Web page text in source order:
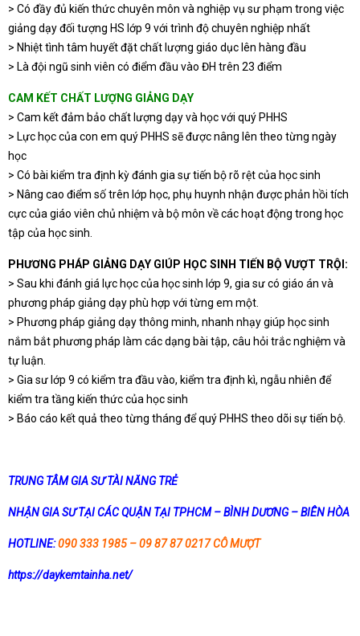
> Có đầy đủ kiến thức chuyên môn và nghiệp vụ sư phạm trong việc
giảng dạy đối tượng HS lớp 9 với trình độ chuyên nghiệp nhất
> Nhiệt tình tâm huyết đặt chất lượng giáo dục lên hàng đầu
> Là đội ngũ sinh viên có điểm đầu vào ĐH trên 23 điểm
CAM KẾT CHẤT LƯỢNG GIẢNG DẠY
> Cam kết đảm bảo chất lượng dạy và học với quý PHHS
> Lực học của con em quý PHHS sẽ được nâng lên theo từng ngày
học
> Có bài kiểm tra định kỳ đánh gia sự tiến bộ rõ rệt của học sinh
> Nâng cao điểm số trên lớp học, phụ huynh nhận được phản hồi tích
cực của giáo viên chủ nhiệm và bộ môn về các hoạt động trong học
tập của học sinh.
PHƯƠNG PHÁP GIẢNG DẠY GIÚP HỌC SINH TIẾN BỘ VƯỢT TRỘI:
> Sau khi đánh giá lực học của học sinh lớp 9, gia sư có giáo án và
phương pháp giảng dạy phù hợp với từng em một.
> Phương pháp giảng dạy thông minh, nhanh nhạy giúp học sinh
nắm bắt phương pháp làm các dạng bài tập, câu hỏi trắc nghiệm và
tự luận.
> Gia sư lớp 9 có kiểm tra đầu vào, kiểm tra định kì, ngẫu nhiên để
kiểm tra tầng kiến thức của học sinh
> Báo cáo kết quả theo từng tháng để quý PHHS theo dõi sự tiến bộ.
TRUNG TÂM GIA SƯ TÀI NĂNG TRẺ
NHẬN GIA SƯ TẠI CÁC QUẬN TẠI TPHCM – BÌNH DƯƠNG – BIÊN HÒA
HOTLINE:090 333 1985 – 09 87 87 0217 CÔ MƯỢT
https://daykemtainha.net/